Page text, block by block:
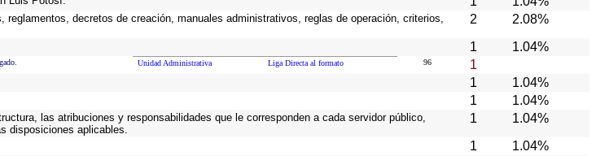
decretos de creación, manuales administrativos, reglas de operación, criterios,
2 2.08%
1 1.04%
Unidad Administrativa Liga Directa al formato 96 1
1 1.04%
1 1.04%
las atribuciones y responsabilidades que le corresponden a cada servidor público,
disposiciones aplicables.
1 1.04%
1 1.04%